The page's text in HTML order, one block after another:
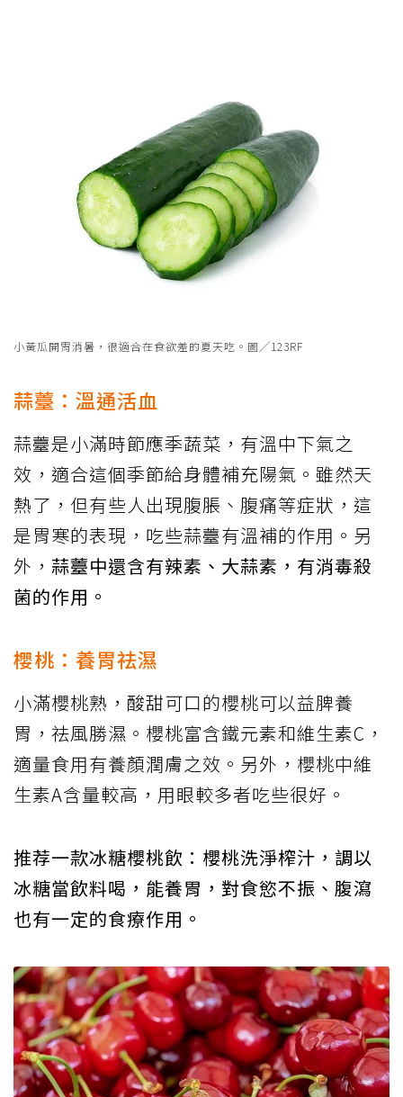
小黃瓜開胃消暑，很適合在食欲差的夏天吃。圖╱123RF
蒜薹：溫通活血
蒜薹是小滿時節應季蔬菜，有溫中下氣之
效，適合這個季節給身體補充陽氣。雖然天
熱了，但有些人出現腹脹、腹痛等症狀，這
是胃寒的表現，吃些蒜薹有溫補的作用。另
外， 蒜薹中還含有辣素、大蒜素，有消毒殺
菌的作用。
櫻桃：養胃祛濕
小滿櫻桃熟，酸甜可口的櫻桃可以益脾養
胃，祛風勝濕。櫻桃富含鐵元素和維生素C，
適量食用有養顏潤膚之效。另外，櫻桃中維
生素A含量較高，用眼較多者吃些很好。
推荐一款冰糖櫻桃飲：櫻桃洗淨榨汁，調以
冰糖當飲料喝，能養胃，對食慾不振、腹瀉
也有一定的食療作用。